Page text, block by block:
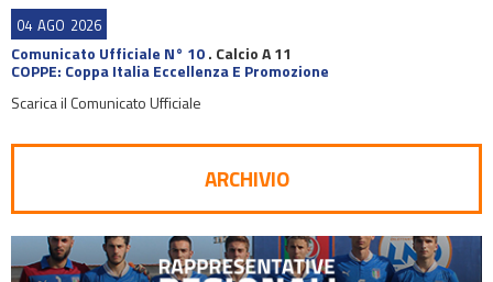
04 AGO 2026
Comunicato Ufficiale N° 10. Calcio A 11
COPPE: Coppa Italia Eccellenza E Promozione
Scarica il Comunicato Ufficiale
ARCHIVIO